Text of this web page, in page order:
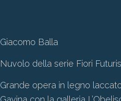
Giacomo Balla
Nuvolo della serie Fiori
Grande opera in legno